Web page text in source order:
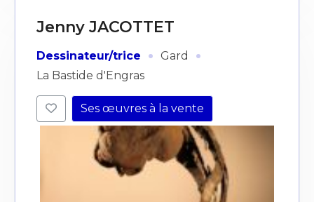
Jenny JACOTTET
Dessinateur/trice · Gard ·
La Bastide d'Engras
Ses œuvres à la vente